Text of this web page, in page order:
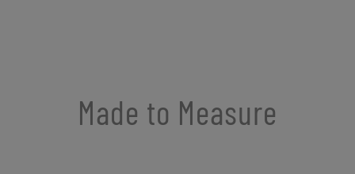
Made to Measure